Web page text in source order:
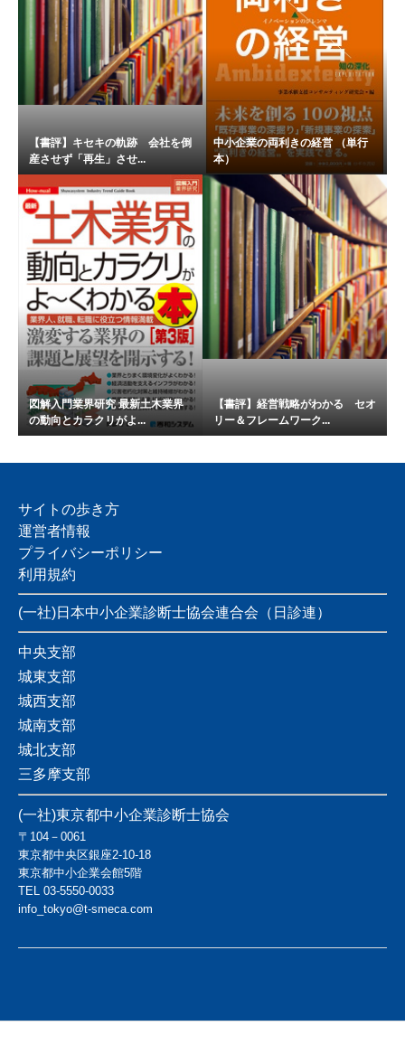
【書評】キセキの軌跡 会社を倒
産させず「再生」させ...
中小企業の両利きの経営 （単行
本）
図解入門業界研究 最新土木業界
の動向とカラクリがよ...
【書評】経営戦略がわかる セオ
リー＆フレームワーク...
サイトの歩き方
運営者情報
プライバシーポリシー
利用規約
(一社)日本中小企業診断士協会連合会（日診連）
中央支部
城東支部
城西支部
城南支部
城北支部
三多摩支部
(一社)東京都中小企業診断士協会
〒104－0061
東京都中央区銀座2-10-18
東京都中小企業会館5階
TEL 03-5550-0033
info_tokyo@t-smeca.com